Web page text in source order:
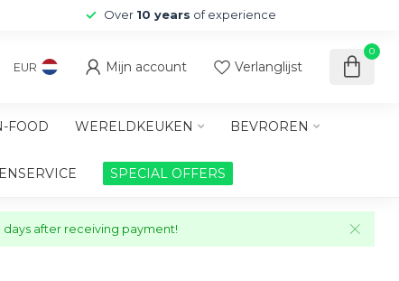
Over 10 years of experience
EUR Mijn account Verlanglijst
0
FOOD WERELDKEUKEN BEVROREN
SPECIAL OFFERS
days after receiving payment!